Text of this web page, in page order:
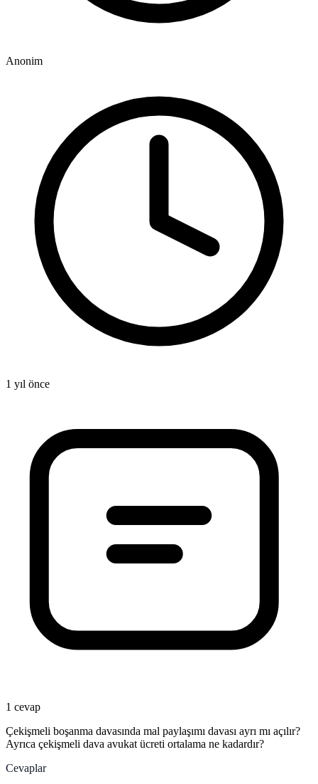
Anonim
1 yıl önce
1 cevap
Çekişmeli boşanma davasında mal paylaşımı davası ayrı mı açılır?
Ayrıca çekişmeli dava avukat ücreti ortalama ne kadardır?
Cevaplar